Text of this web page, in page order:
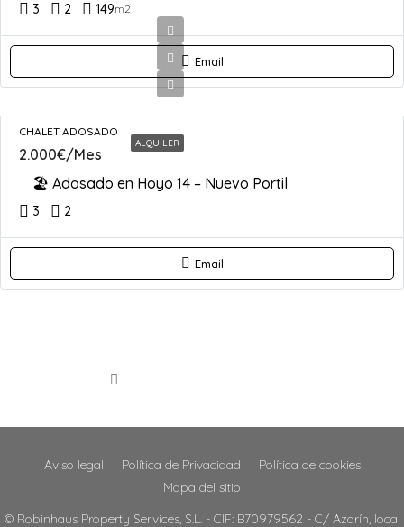
3 2 149m2
Email
ALQUILER
CHALET ADOSADO
2.000€/Mes
🏖 Adosado en Hoyo 14 – Nuevo Portil
3 2
Email
Aviso legal Política de Privacidad
Política de cookies
Mapa del sitio
© Robinhaus Property Services, S.L. - CIF: B70979562 - C/ Azorín, local